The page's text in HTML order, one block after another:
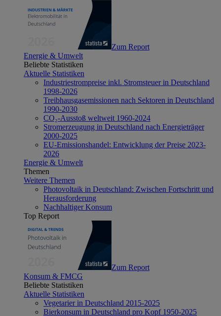
Zum Report
Energie & Umwelt
Beliebte Statistiken
Aktuelle Statistiken
Industriestrompreise inkl. Stromsteuer in Deutschland
1998-2026
Treibhausgasemissionen nach Sektoren in Deutschland
1990-2030
CO₂-Ausstoß weltweit 1960-2024
Stromerzeugung in Deutschland nach Energieträger
2000-2025
EU-Emissionshandel: Entwicklung der Preise 2023-
2026
Energie & Umwelt
Themen
Weitere Themen
Photovoltaik in Deutschland: Zwischen Fortschritt und
Herausforderung
Nachhaltiger Konsum
Top Report
Zum Report
Konsum & FMCG
Beliebte Statistiken
Aktuelle Statistiken
Vegetarier in Deutschland 2015-2025
Bierkonsum in Deutschland pro Kopf 1950-2025